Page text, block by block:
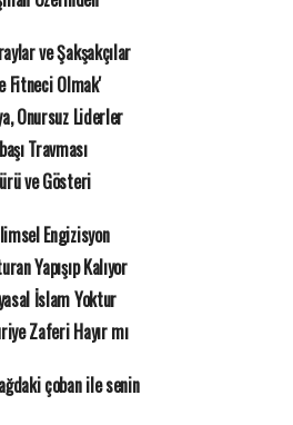
ve Şakşakçılar
Fitneci Olmak'
Onursuz Liderler
Travması
ve Gösteri
Engizisyon
Yapışıp Kalıyor
İslam Yoktur
Zaferi Hayır mı
çoban ile senin